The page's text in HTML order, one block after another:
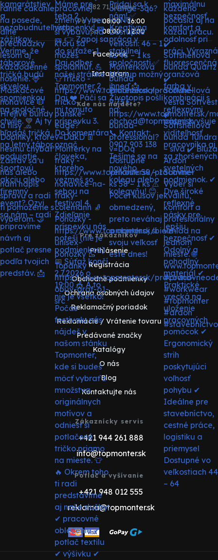
082 71 Lipany
Po - Pi:
So:
08:00 - 16:00
08:00 - 12:00
Facebook
Instagram
Kde nás nájdete?
Pre zákazníkov
Prihlásenie
Registrácia
Obchodné podmienky
Ochrana osobných údajov
Reklamačný poriadok
Reklamácie / Vrátenie tovaru
Predávané značky
Katalógy
O nás
Blog
Kontaktujte nás
Zákaznícky servis
+421 944 261 888
info@topmonter.sk
Potlač a vyšívanie
+421 948 012 555
reklama@topmonter.sk